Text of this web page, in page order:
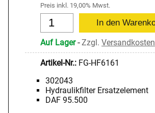
Preis inkl. 19,00% Mwst.
Auf Lager-Zzgl. Versandkosten
Artikel-Nr.: FG-HF6161
302043
Hydraulikfilter Ersatzelement
DAF 95.500